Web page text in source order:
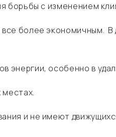
борьбы с изменением
более экономичным. В
энергии, особенно в
и не имеют